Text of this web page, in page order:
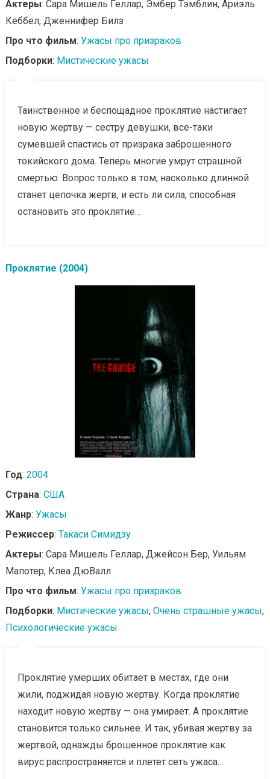
Актеры: Сара Мишель Геллар, Эмбер Тэмблин, Ариэль
Кеббел, Дженнифер Билз
Про что фильм: Ужасы про призраков
Подборки: Мистические ужасы
Таинственное и беспощадное проклятие настигает
новую жертву — сестру девушки, все-таки
сумевшей спастись от призрака заброшенного
токийского дома. Теперь многие умрут страшной
смертью. Вопрос только в том, насколько длинной
станет цепочка жертв, и есть ли сила, способная
остановить это проклятие…
Проклятие (2004)
Год: 2004
Страна: США
Жанр: Ужасы
Режиссер: Такаси Симидзу
Актеры: Сара Мишель Геллар, Джейсон Бер, Уильям
Мапотер, Клеа ДюВалл
Про что фильм: Ужасы про призраков
Подборки: Мистические ужасы, Очень страшные ужасы,
Психологические ужасы
Проклятие умерших обитает в местах, где они
жили, поджидая новую жертву. Когда проклятие
находит новую жертву — она умирает. А проклятие
становится только сильнее. И так, убивая жертву за
жертвой, однажды брошенное проклятие как
вирус распространяется и плетет сеть ужаса…